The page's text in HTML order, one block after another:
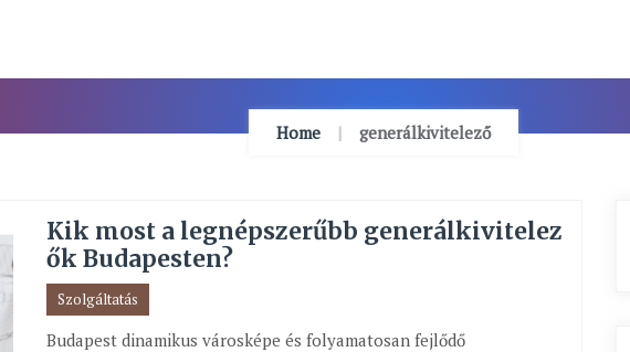
Home generálkivitelező
Kik most a legnépszerűbb generálkivitelez
ők Budapesten?
Szolgáltatás
Budapest dinamikus városképe és folyamatosan fejlődő